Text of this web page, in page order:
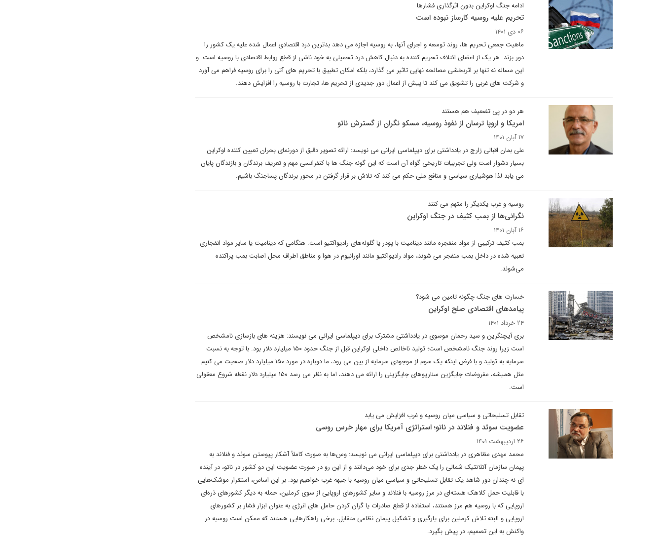
ادامه جنگ اوکراین بدون اثرگذاری فشارها
تحریم علیه روسیه کارساز نبوده است
۰۶ دی ۱۴۰۱
ماهیت جمعی تحریم ها، روند توسعه و اجرای آنها، به روسیه اجازه می دهد بدترین درد اقتصادی اعمال شده علیه یک کشور را
دور بزند. هر یک از اعضای ائتلاف تحریم کننده به دنبال کاهش درد تحمیلی به خود ناشی از قطع روابط اقتصادی با روسیه است. و
این مساله نه تنها بر اثربخشی مصالحه نهایی تاثیر می گذارد، بلکه امکان تطبیق با تحریم های آتی را برای روسیه فراهم می آورد
و شرکت های غربی را تشویق می کند تا پیش از اعمال دور جدیدی از تحریم ها، تجارت با روسیه را افزایش دهند.
هر دو در پی تضعیف هم هستند
امریکا و اروپا ترسان از نفوذ روسیه، مسکو نگران از گسترش ناتو
۱۷ آبان ۱۴۰۱
علی بمان اقبالی زارچ در یادداشتی برای دیپلماسی ایرانی می نویسد: ارائه تصویر دقیق از دورنمای بحران تعیین کننده اوکراین
بسیار دشوار است ولی تجربیات تاریخی گواه آن است که این گونه جنگ ها با کنفرانسی مهم و تعریف برندگان و بازندگان پایان
می یابد لذا هوشیاری سیاسی و منافع ملی حکم می کند که تلاش بر قرار گرفتن در محور برندگان پساجنگ باشیم.
روسیه و غرب یکدیگر را متهم می کنند
نگرانی‌ها از بمب کثیف در جنگ اوکراین
۱۶ آبان ۱۴۰۱
بمب کثیف ترکیبی از مواد منفجره مانند دینامیت با پودر یا گلوله‌های رادیواکتیو است. هنگامی که دینامیت یا سایر مواد انفجاری
تعبیه شده در داخل بمب منفجر می شوند، مواد رادیواکتیو مانند اورانیوم در هوا و مناطق اطراف محل اصابت بمب پراکنده
می‌شوند.
خسارت های جنگ چگونه تامین می شود؟
پیامدهای اقتصادی صلح اوکراین
۲۴ خرداد ۱۴۰۱
بری آیچنگرین و سید رحمان موسوی در یادداشتی مشترک برای دیپلماسی ایرانی می نویسند: هزینه های بازسازی نامشخص
است زیرا روند جنگ نامشخص است؛ تولید ناخالص داخلی اوکراین قبل از جنگ حدود ۱۵۰ میلیارد دلار بود. با توجه به نسبت
سرمایه به تولید و با فرض اینکه یک سوم از موجودی سرمایه از بین می رود، ما دوباره در مورد ۱۵۰ میلیارد دلار صحبت می کنیم.
مثل همیشه، مفروضات جایگزین سناریوهای جایگزینی را ارائه می دهند، اما به نظر می رسد ۱۵۰ میلیارد دلار نقطه شروع معقولی
است.
تقابل تسلیحاتی و سیاسی میان روسیه و غرب افزایش می یابد
عضویت سوئد و فنلاند در ناتو؛ استراتژی آمریکا برای مهار خرس روسی
۲۶ اردیبهشت ۱۴۰۱
محمد مهدی مظاهری در یادداشتی برای دیپلماسی ایرانی می نویسد: وس‌ها به صورت کاملاً آشکار پیوستن سوئد و فنلاند به
پیمان سازمان آتلانتیک شمالی را یک خطر جدی برای خود می‌دانند و از این رو در صورت عضویت این دو کشور در ناتو، در آینده
ای نه چندان دور شاهد یک تقابل تسلیحاتی و سیاسی میان روسیه با جبهه غرب خواهیم بود. بر این اساس، استقرار موشک‌هایی
با قابلیت حمل کلاهک هسته‌ای در مرز روسیه با فنلاند و سایر کشورهای اروپایی از سوی کرملین، حمله به دیگر کشورهای ذره‌ای
اروپایی که با روسیه هم مرز هستند، استفاده از قطع صادرات یا گران کردن حامل های انرژی به عنوان ابزار فشار بر کشورهای
اروپایی و البته تلاش کرملین برای یارگیری و تشکیل پیمان نظامی متقابل، برخی راهکارهایی هستند که ممکن است روسیه در
واکنش به این تصمیم، در پیش بگیرد.